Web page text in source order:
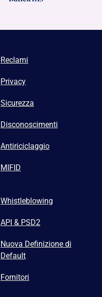
Reclami
Privacy
Sicurezza
Disconoscimenti
Antiriciclaggio
MIFID
Whistleblowing
API & PSD2
Nuova Definizione di
Default
Fornitori